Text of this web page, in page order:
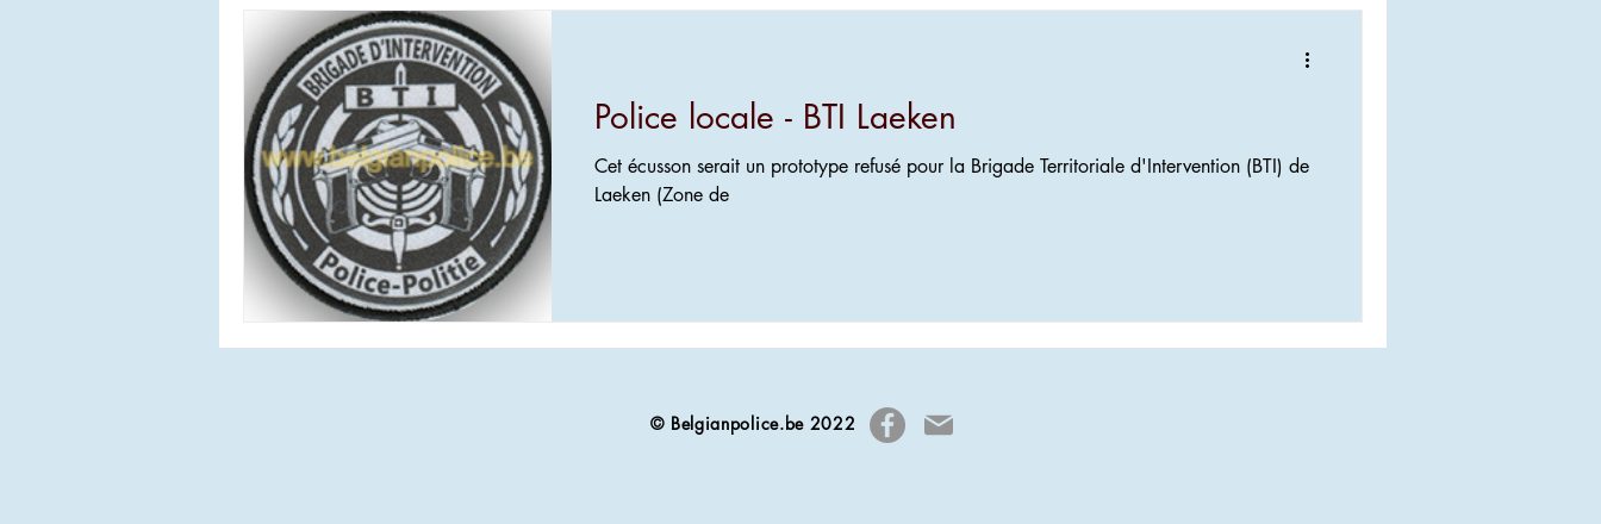
Police locale - BTI Laeken
Cet écusson serait un prototype refusé pour la Brigade Territoriale d'Intervention (BTI) de
Laeken (Zone de
© Belgianpolice.be 2022